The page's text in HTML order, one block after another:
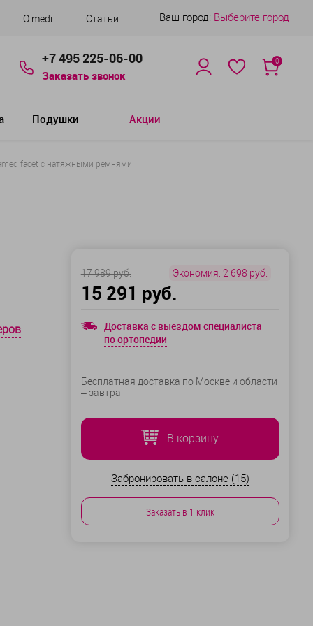
О medi Статьи Ваш город: Выберите город
+7 495 225-06-00
Заказать звонок
0
Подушки Акции
facet с натяжными ремнями
15 291 руб.
17 989 руб. Экономия: 2 698 руб.
Доставка с выездом специалиста
по ортопедии
Бесплатная доставка по Москве и области
– завтра
В корзину
Забронировать в салоне (15)
Заказать в 1 клик